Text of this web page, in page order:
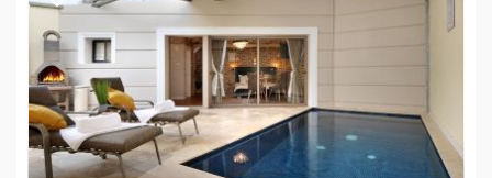
בה סלון ישיבה גדול ומרווח, עם שולחנות קפה מעוצבים למולם
טלוויזיה גדולה במיוחד (75") חדישה וחכמה, מחוברת לכבלי HOT,
המטבח מאובזר עם מקרר גדול, תנור אפיה, פינת קפה ותה, מכונת
אספרסו, וקפסולות איכותיות, ובר מים. לצידו ניצבת פינת אוכל